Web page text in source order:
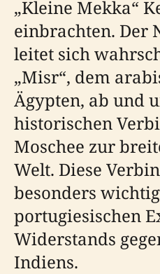
„Kleine Mekka“
einbrachten. Der
leitet sich
„Misr“, dem
Ägypten, ab und
historischen
Moschee zur
Welt. Diese
besonders
portugiesischen
Widerstands
Indiens.